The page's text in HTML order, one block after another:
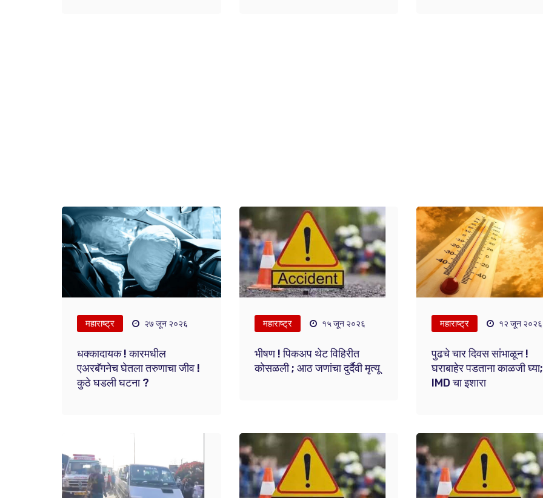
महाराष्ट्र २७ जून २०२६
धक्कादायक ! कारमधील
एअरबॅगनेच घेतला तरुणाचा जीव !
कुठे घडली घटना ?
महाराष्ट्र १५ जून २०२६
भीषण ! पिकअप थेट विहिरीत
कोसळली ; आठ जणांचा दुर्दैवी मृत्यू
महाराष्ट्र १२ जून २०२६
पुढचे चार दिवस सांभाळून !
घराबाहेर पडताना काळजी घ्या;
IMD चा इशारा